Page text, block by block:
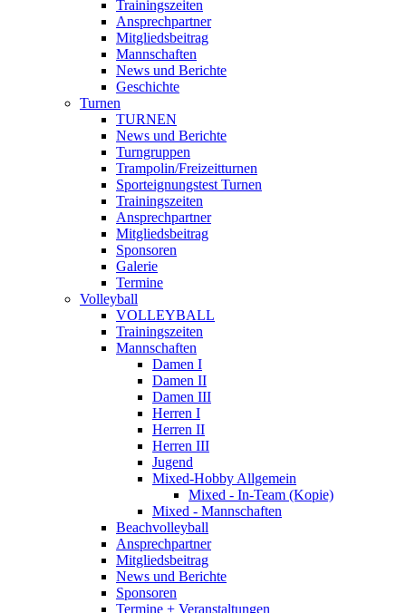
Trainingszeiten
Ansprechpartner
Mitgliedsbeitrag
Mannschaften
News und Berichte
Geschichte
Turnen
TURNEN
News und Berichte
Turngruppen
Trampolin/Freizeitturnen
Sporteignungstest Turnen
Trainingszeiten
Ansprechpartner
Mitgliedsbeitrag
Sponsoren
Galerie
Termine
Volleyball
VOLLEYBALL
Trainingszeiten
Mannschaften
Damen I
Damen II
Damen III
Herren I
Herren II
Herren III
Jugend
Mixed-Hobby Allgemein
Mixed - In-Team (Kopie)
Mixed - Mannschaften
Beachvolleyball
Ansprechpartner
Mitgliedsbeitrag
News und Berichte
Sponsoren
Termine + Veranstaltungen